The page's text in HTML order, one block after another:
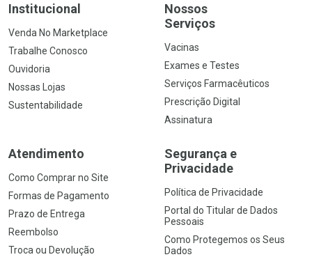
Institucional
Venda No Marketplace
Trabalhe Conosco
Ouvidoria
Nossas Lojas
Sustentabilidade
Nossos
Serviços
Vacinas
Exames e Testes
Serviços Farmacêuticos
Prescrição Digital
Assinatura
Atendimento
Como Comprar no Site
Formas de Pagamento
Prazo de Entrega
Reembolso
Troca ou Devolução
Segurança e
Privacidade
Política de Privacidade
Portal do Titular de Dados
Pessoais
Como Protegemos os Seus
Dados